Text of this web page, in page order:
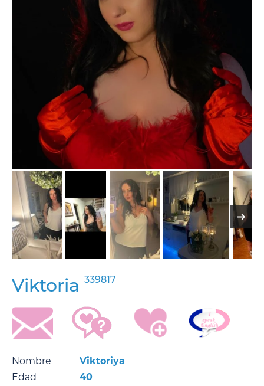
Viktoria 339817
Nombre
Viktoriya
Edad
40